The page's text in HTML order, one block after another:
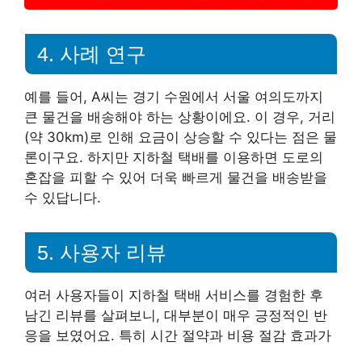
4. 사례 연구
예를 들어, A씨는 경기 수원에서 서울 여의도까지
큰 물건을 배송해야 하는 상황이에요. 이 경우, 거리
(약 30km)로 인해 요금이 상승할 수 있다는 점은 물
론이구요. 하지만 지하철 택배를 이용하면 도로의
혼잡을 피할 수 있어 더욱 빠르게 물건을 배송받을
수 있답니다.
5. 사용자 리뷰
여러 사용자들이 지하철 택배 서비스를 경험한 후
남긴 리뷰를 살펴보니, 대부분이 매우 긍정적인 반
응을 보였어요. 특히 시간 절약과 비용 절감 효과가